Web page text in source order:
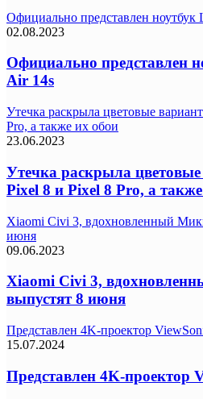
Официально представлен
02.08.2023
Официально представлен
Air 14s
Утечка раскрыла цветовые
Pro, а также их обои
23.06.2023
Утечка раскрыла
Pixel 8 и Pixel 8 Pro, а
Xiaomi Civi 3, вдохновленный
июня
09.06.2023
Xiaomi Civi 3,
выпустят 8 июня
Представлен 4K-проектор
15.07.2024
Представлен 4K-проектор